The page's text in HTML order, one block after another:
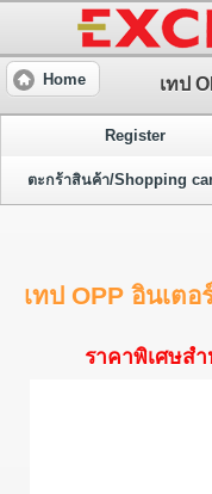
Home
Register
ตะกร้าสินค้า/Shopping
เทป OPP อินเต
ราคาพิเศษส